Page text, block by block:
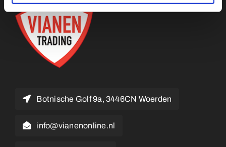
Botnische Golf 9a, 3446CN Woerden
info@vianenonline.nl